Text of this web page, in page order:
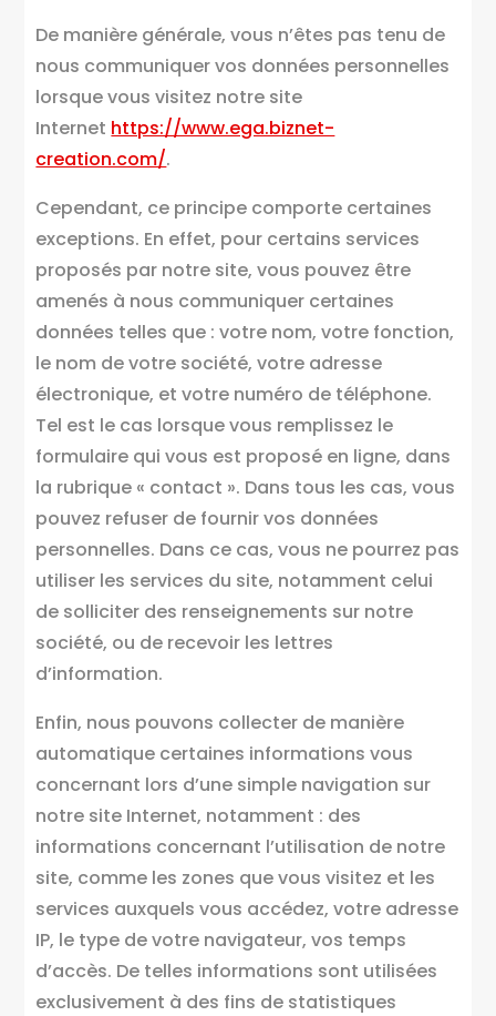
De manière générale, vous n’êtes pas tenu de
nous communiquer vos données personnelles
lorsque vous visitez notre site
Internet https://www.ega.biznet-
creation.com/.
Cependant, ce principe comporte certaines
exceptions. En effet, pour certains services
proposés par notre site, vous pouvez être
amenés à nous communiquer certaines
données telles que : votre nom, votre fonction,
le nom de votre société, votre adresse
électronique, et votre numéro de téléphone.
Tel est le cas lorsque vous remplissez le
formulaire qui vous est proposé en ligne, dans
la rubrique « contact ». Dans tous les cas, vous
pouvez refuser de fournir vos données
personnelles. Dans ce cas, vous ne pourrez pas
utiliser les services du site, notamment celui
de solliciter des renseignements sur notre
société, ou de recevoir les lettres
d’information.
Enfin, nous pouvons collecter de manière
automatique certaines informations vous
concernant lors d’une simple navigation sur
notre site Internet, notamment : des
informations concernant l’utilisation de notre
site, comme les zones que vous visitez et les
services auxquels vous accédez, votre adresse
IP, le type de votre navigateur, vos temps
d’accès. De telles informations sont utilisées
exclusivement à des fins de statistiques